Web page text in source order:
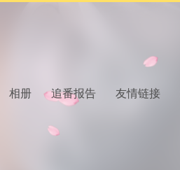
相册 追番报告 友情链接